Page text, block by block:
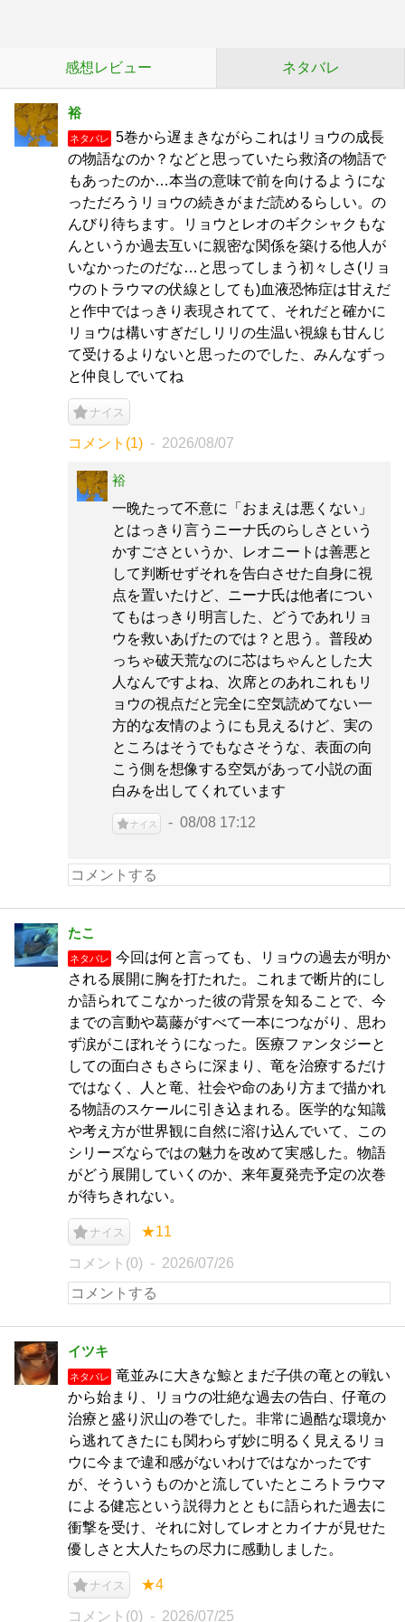
感想レビュー ネタバレ
裕
ネタバレ
5巻から遅まきながらこれはリョウの成長
の物語なのか？などと思っていたら救済の物語で
もあったのか…本当の意味で前を向けるようにな
っただろうリョウの続きがまだ読めるらしい。の
んびり待ちます。リョウとレオのギクシャクもな
んというか過去互いに親密な関係を築ける他人が
いなかったのだな…と思ってしまう初々しさ(リョ
ウのトラウマの伏線としても)血液恐怖症は甘えだ
と作中ではっきり表現されてて、それだと確かに
リョウは構いすぎだしリリの生温い視線も甘んじ
て受けるよりないと思ったのでした、みんなずっ
と仲良しでいてね
ナイス
コメント(1) 2026/08/07
裕
一晩たって不意に「おまえは悪くない」
とはっきり言うニーナ氏のらしさという
かすごさというか、レオニートは善悪と
して判断せずそれを告白させた自身に視
点を置いたけど、ニーナ氏は他者につい
てもはっきり明言した、どうであれリョ
ウを救いあげたのでは？と思う。普段め
っちゃ破天荒なのに芯はちゃんとした大
人なんですよね、次席とのあれこれもリ
ョウの視点だと完全に空気読めてない一
方的な友情のようにも見えるけど、実の
ところはそうでもなさそうな、表面の向
こう側を想像する空気があって小説の面
白みを出してくれています
ナイス 08/08 17:12
たこ
ネタバレ
今回は何と言っても、リョウの過去が明か
される展開に胸を打たれた。これまで断片的にし
か語られてこなかった彼の背景を知ることで、今
までの言動や葛藤がすべて一本につながり、思わ
ず涙がこぼれそうになった。医療ファンタジーと
しての面白さもさらに深まり、竜を治療するだけ
ではなく、人と竜、社会や命のあり方まで描かれ
る物語のスケールに引き込まれる。医学的な知識
や考え方が世界観に自然に溶け込んでいて、この
シリーズならではの魅力を改めて実感した。物語
がどう展開していくのか、来年夏発売予定の次巻
が待ちきれない。
ナイス ★11
コメント(0) 2026/07/26
イツキ
ネタバレ
竜並みに大きな鯨とまだ子供の竜との戦い
から始まり、リョウの壮絶な過去の告白、仔竜の
治療と盛り沢山の巻でした。非常に過酷な環境か
ら逃れてきたにも関わらず妙に明るく見えるリョ
ウに今まで違和感がないわけではなかったです
が、そういうものかと流していたところトラウマ
による健忘という説得力とともに語られた過去に
衝撃を受け、それに対してレオとカイナが見せた
優しさと大人たちの尽力に感動しました。
ナイス ★4
コメント(0) 2026/07/25